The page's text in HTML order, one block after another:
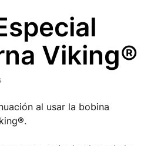
Viking®
al usar la bobina